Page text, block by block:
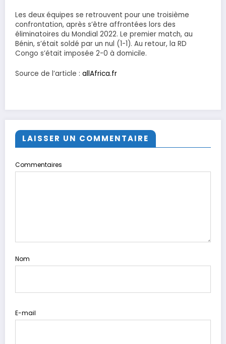
Les deux équipes se retrouvent pour une troisième
confrontation, après s’être affrontées lors des
éliminatoires du Mondial 2022. Le premier match, au
Bénin, s’était soldé par un nul (1-1). Au retour, la RD
Congo s’était imposée 2-0 à domicile.
Source de l’article : allAfrica.fr
LAISSER UN COMMENTAIRE
Commentaires
Nom
E-mail